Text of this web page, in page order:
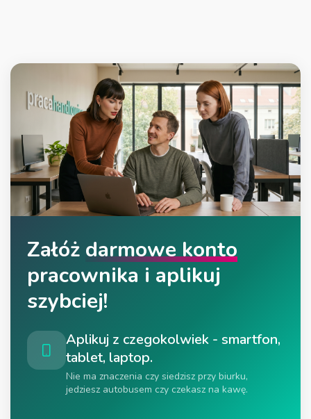
Załóż darmowe konto
pracownika i aplikuj
szybciej!
Aplikuj z czegokolwiek - smartfon,
tablet, laptop.
Nie ma znaczenia czy siedzisz przy biurku,
jedziesz autobusem czy czekasz na kawę.